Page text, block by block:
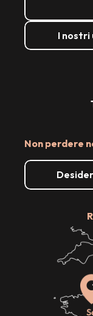
I nostri
Non perdere